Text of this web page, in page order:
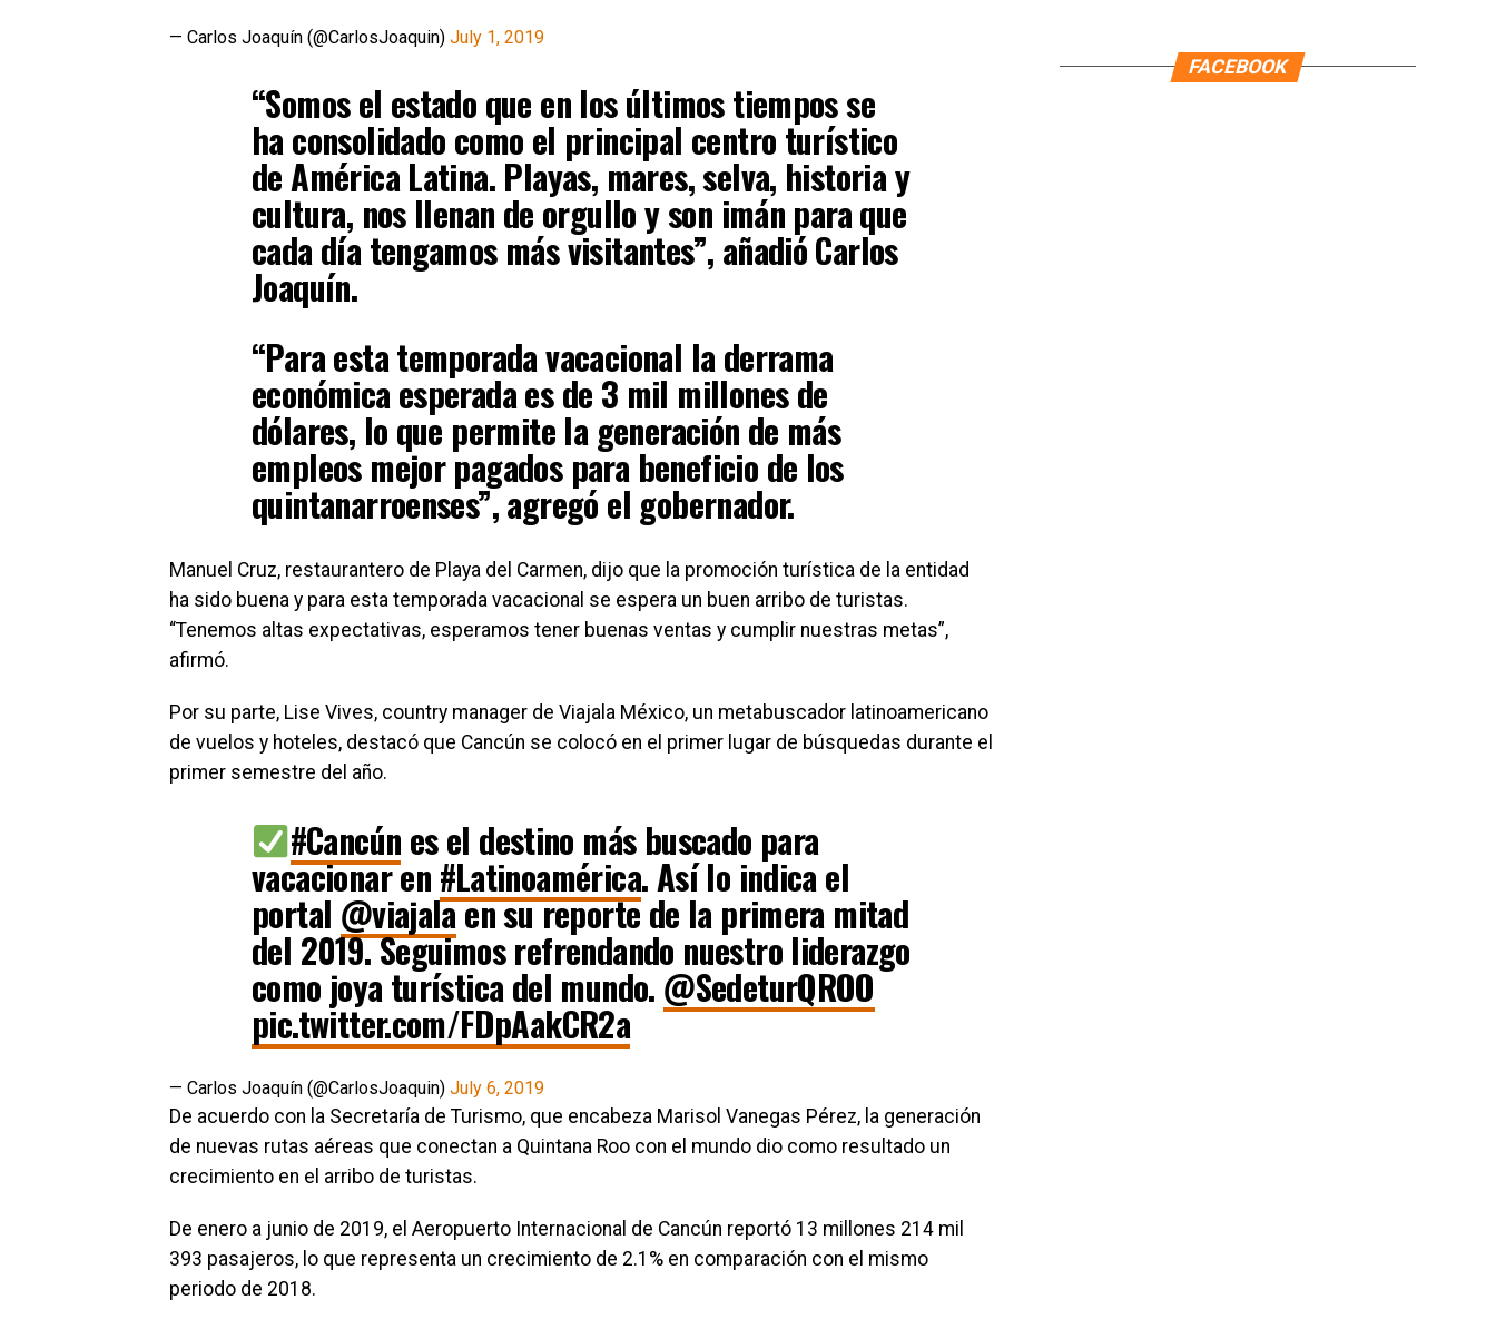
— Carlos Joaquín (@CarlosJoaquin) July 1, 2019
“Somos el estado que en los últimos tiempos se
ha consolidado como el principal centro turístico
de América Latina. Playas, mares, selva, historia y
cultura, nos llenan de orgullo y son imán para que
cada día tengamos más visitantes”, añadió Carlos
Joaquín.
“Para esta temporada vacacional la derrama
económica esperada es de 3 mil millones de
dólares, lo que permite la generación de más
empleos mejor pagados para beneficio de los
quintanarroenses”, agregó el gobernador.
Manuel Cruz, restaurantero de Playa del Carmen, dijo que la promoción turística de la entidad
ha sido buena y para esta temporada vacacional se espera un buen arribo de turistas.
“Tenemos altas expectativas, esperamos tener buenas ventas y cumplir nuestras metas”,
afirmó.
Por su parte, Lise Vives, country manager de Viajala México, un metabuscador latinoamericano
de vuelos y hoteles, destacó que Cancún se colocó en el primer lugar de búsquedas durante el
primer semestre del año.
#Cancún es el destino más buscado para
vacacionar en #Latinoamérica. Así lo indica el
portal @viajalaen su reporte de la primera mitad
del 2019. Seguimos refrendando nuestro liderazgo
como joya turística del mundo. @SedeturQROO
pic.twitter.com/FDpAakCR2a
— Carlos Joaquín (@CarlosJoaquin) July 6, 2019
De acuerdo con la Secretaría de Turismo, que encabeza Marisol Vanegas Pérez, la generación
de nuevas rutas aéreas que conectan a Quintana Roo con el mundo dio como resultado un
crecimiento en el arribo de turistas.
De enero a junio de 2019, el Aeropuerto Internacional de Cancún reportó 13 millones 214 mil
393 pasajeros, lo que representa un crecimiento de 2.1% en comparación con el mismo
periodo de 2018.
FACEBOOK